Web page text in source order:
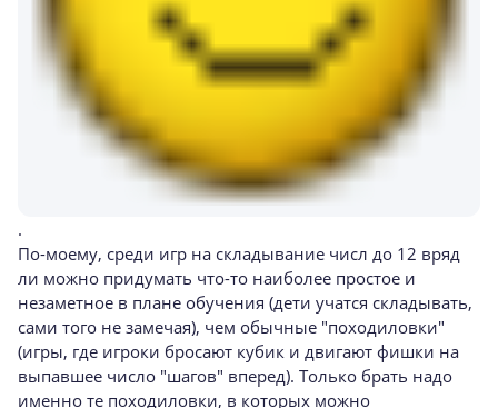
.
По-моему, среди игр на складывание числ до 12 вряд
ли можно придумать что-то наиболее простое и
незаметное в плане обучения (дети учатся складывать,
сами того не замечая), чем обычные "походиловки"
(игры, где игроки бросают кубик и двигают фишки на
выпавшее число "шагов" вперед). Только брать надо
именно те походиловки, в которых можно